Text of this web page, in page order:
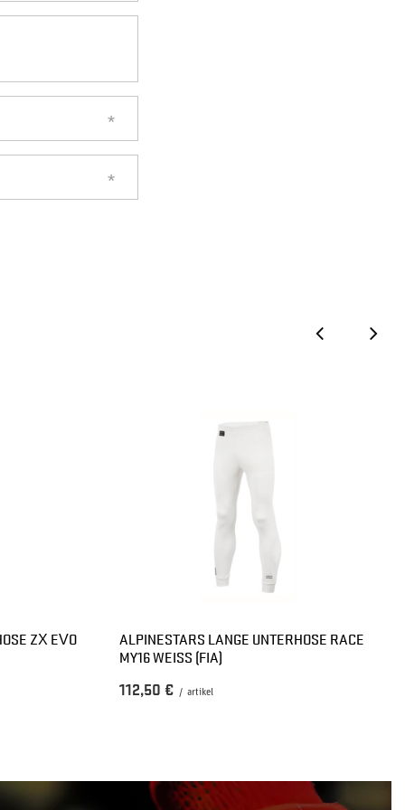
ZX EVO
ALPINESTARS LANGE UNTERHOSE RACE
MY16 WEISS (FIA)
112,50 € / artikel